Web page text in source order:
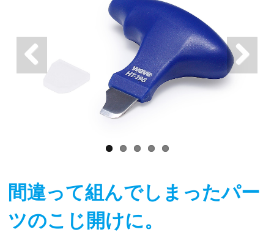
間違って組んでしまったパー
ツのこじ開けに。